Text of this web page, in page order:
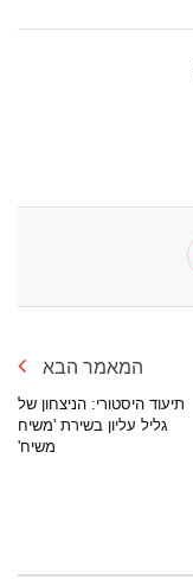
המאמר הבא
תיעוד היסטורי: הניצחון של
גליל עליון בשירת 'משיח
משיח'